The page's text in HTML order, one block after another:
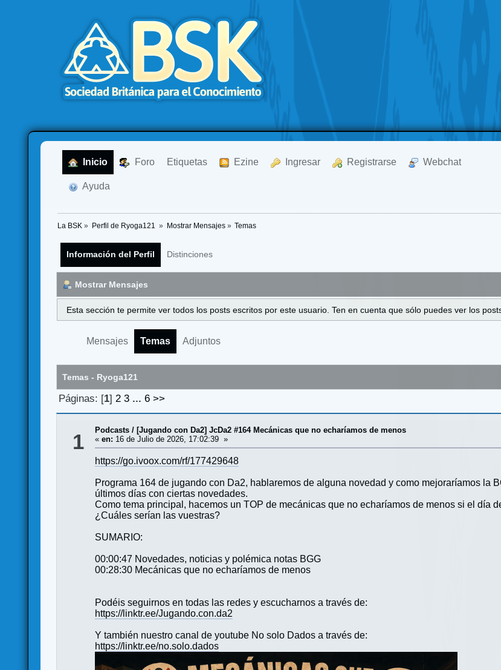
Inicio Foro Etiquetas Ezine Ingresar Registrarse Webchat
Ayuda
La BSK » Perfil de Ryoga121 » Mostrar Mensajes» Temas
Información del Perfil Distinciones
Mostrar Mensajes
Esta sección te permite ver todos los posts escritos por este usuario. Ten en cuenta que sólo puedes ver los
Mensajes Temas Adjuntos
Temas - Ryoga121
Páginas: [1] 2 3 ... 6 >>
1 Podcasts / [Jugando con Da2] JcDa2 #164 Mecánicas que no echaríamos de menos
«en: 16 de Julio de 2026, 17:02:39 »
https://go.ivoox.com/rf/177429648
Programa 164 de jugando con Da2, hablaremos de alguna novedad y como mejoraríamos la
últimos días con ciertas novedades.
Como tema principal, hacemos un TOP de mecánicas que no echaríamos de menos si el día
¿Cuáles serían las vuestras?
SUMARIO:
00:00:47 Novedades, noticias y polémica notas BGG
00:28:30 Mecánicas que no echaríamos de menos
Podéis seguirnos en todas las redes y escucharnos a través de:
https://linktr.ee/Jugando.con.da2
Y también nuestro canal de youtube No solo Dados a través de:
https://linktr.ee/no.solo.dados